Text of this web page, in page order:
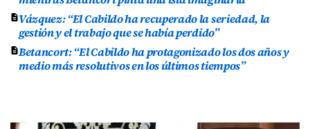
Vázquez: “El Cabildo ha recuperado la seriedad, la
gestión y el trabajo que se había perdido”
Betancort: “El Cabildo ha protagonizado los dos años y
medio más resolutivos en los últimos tiempos”